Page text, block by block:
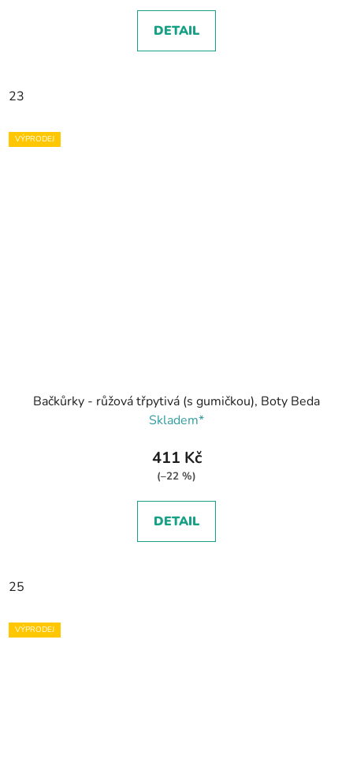
DETAIL
23
VÝPRODEJ
Bačkůrky - růžová třpytivá (s gumičkou), Boty Beda
Skladem*
411 Kč
(–22 %)
DETAIL
25
VÝPRODEJ